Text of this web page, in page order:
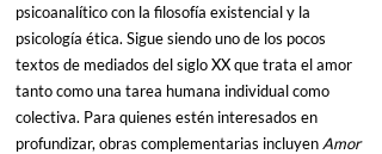
psicoanalítico con la filosofía existencial y la
psicología ética. Sigue siendo uno de los pocos
textos de mediados del siglo XX que trata el amor
tanto como una tarea humana individual como
colectiva. Para quienes estén interesados en
profundizar, obras complementarias incluyen Amor